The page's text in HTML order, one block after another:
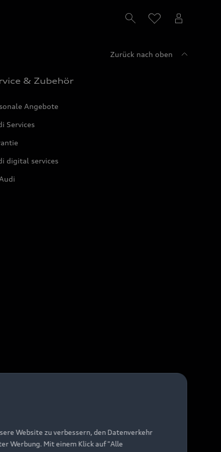
Zurück nach oben
& Zubehör
Angebote
Services
digital services
Website zu verbessern, den Datenverkehr
Werbung. Mit einem Klick auf "Alle